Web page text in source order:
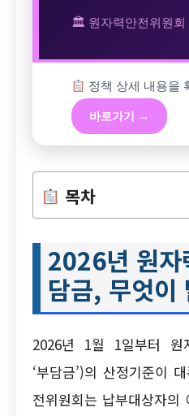
🏛 원자력안전위원회
정책 상세 내용을
바로가기 →
목차
2026년 원자
담금, 무엇이
2026년 1월 1일부터 원
‘부담금’)의 산정기준이
전위원회는 납부대상자